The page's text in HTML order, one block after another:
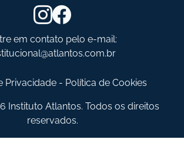
em contato pelo e-mail:
Privacidade- Política de Cookies
Instituto Atlantos. Todos os direitos
reservados.